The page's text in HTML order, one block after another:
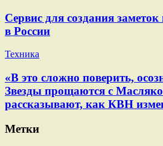
Сервис для создания
в России
Техника
«В это сложно поверить,
Звезды прощаются с
рассказывают, как КВН
Метки